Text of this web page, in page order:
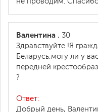
Валентина , 30
Здравствуйте !Я
Беларусь,могу ли у
передней
?
Ответ:
Добрый день,